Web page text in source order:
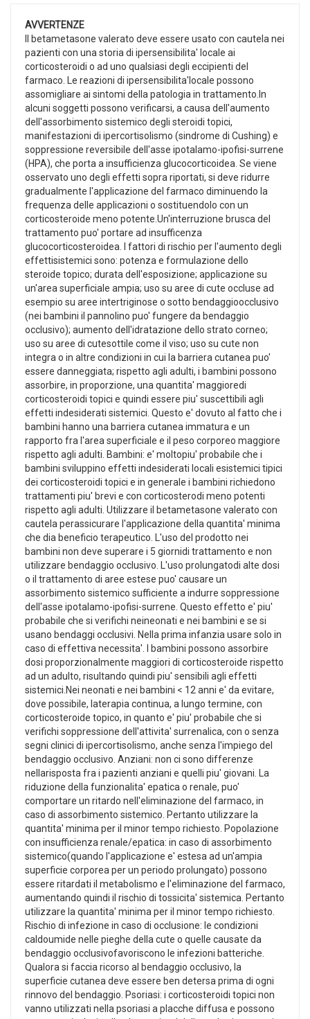
AVVERTENZE
Il betametasone valerato deve essere usato con cautela nei
pazienti con una storia di ipersensibilita' locale ai
corticosteroidi o ad uno qualsiasi degli eccipienti del
farmaco. Le reazioni di ipersensibilita'locale possono
assomigliare ai sintomi della patologia in trattamento.In
alcuni soggetti possono verificarsi, a causa dell'aumento
dell'assorbimento sistemico degli steroidi topici,
manifestazioni di ipercortisolismo (sindrome di Cushing) e
soppressione reversibile dell'asse ipotalamo-ipofisi-surrene
(HPA), che porta a insufficienza glucocorticoidea. Se viene
osservato uno degli effetti sopra riportati, si deve ridurre
gradualmente l'applicazione del farmaco diminuendo la
frequenza delle applicazioni o sostituendolo con un
corticosteroide meno potente.Un'interruzione brusca del
trattamento puo' portare ad insufficenza
glucocorticosteroidea. I fattori di rischio per l'aumento degli
effettisistemici sono: potenza e formulazione dello
steroide topico; durata dell'esposizione; applicazione su
un'area superficiale ampia; uso su aree di cute occluse ad
esempio su aree intertriginose o sotto bendaggioocclusivo
(nei bambini il pannolino puo' fungere da bendaggio
occlusivo); aumento dell'idratazione dello strato corneo;
uso su aree di cutesottile come il viso; uso su cute non
integra o in altre condizioni in cui la barriera cutanea puo'
essere danneggiata; rispetto agli adulti, i bambini possono
assorbire, in proporzione, una quantita' maggioredi
corticosteroidi topici e quindi essere piu' suscettibili agli
effetti indesiderati sistemici. Questo e' dovuto al fatto che i
bambini hanno una barriera cutanea immatura e un
rapporto fra l'area superficiale e il peso corporeo maggiore
rispetto agli adulti. Bambini: e' moltopiu' probabile che i
bambini sviluppino effetti indesiderati locali esistemici tipici
dei corticosteroidi topici e in generale i bambini richiedono
trattamenti piu' brevi e con corticosterodi meno potenti
rispetto agli adulti. Utilizzare il betametasone valerato con
cautela perassicurare l'applicazione della quantita' minima
che dia beneficio terapeutico. L'uso del prodotto nei
bambini non deve superare i 5 giornidi trattamento e non
utilizzare bendaggio occlusivo. L'uso prolungatodi alte dosi
o il trattamento di aree estese puo' causare un
assorbimento sistemico sufficiente a indurre soppressione
dell'asse ipotalamo-ipofisi-surrene. Questo effetto e' piu'
probabile che si verifichi neineonati e nei bambini e se si
usano bendaggi occlusivi. Nella prima infanzia usare solo in
caso di effettiva necessita'. I bambini possono assorbire
dosi proporzionalmente maggiori di corticosteroide rispetto
ad un adulto, risultando quindi piu' sensibili agli effetti
sistemici.Nei neonati e nei bambini < 12 anni e' da evitare,
dove possibile, laterapia continua, a lungo termine, con
corticosteroide topico, in quanto e' piu' probabile che si
verifichi soppressione dell'attivita' surrenalica, con o senza
segni clinici di ipercortisolismo, anche senza l'impiego del
bendaggio occlusivo. Anziani: non ci sono differenze
nellarisposta fra i pazienti anziani e quelli piu' giovani. La
riduzione della funzionalita' epatica o renale, puo'
comportare un ritardo nell'eliminazione del farmaco, in
caso di assorbimento sistemico. Pertanto utilizzare la
quantita' minima per il minor tempo richiesto. Popolazione
con insufficienza renale/epatica: in caso di assorbimento
sistemico(quando l'applicazione e' estesa ad un'ampia
superficie corporea per un periodo prolungato) possono
essere ritardati il metabolismo e l'eliminazione del farmaco,
aumentando quindi il rischio di tossicita' sistemica. Pertanto
utilizzare la quantita' minima per il minor tempo richiesto.
Rischio di infezione in caso di occlusione: le condizioni
caldoumide nelle pieghe della cute o quelle causate da
bendaggio occlusivofavoriscono le infezioni batteriche.
Qualora si faccia ricorso al bendaggio occlusivo, la
superficie cutanea deve essere ben detersa prima di ogni
rinnovo del bendaggio. Psoriasi: i corticosteroidi topici non
vanno utilizzati nella psoriasi a placche diffusa e possono